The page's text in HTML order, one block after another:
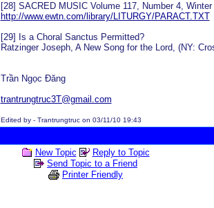
[28] SACRED MUSIC Volume 117, Number 4, Winter
http://www.ewtn.com/library/LITURGY/PARACT.TXT
[29] Is a Choral Sanctus Permitted?
Ratzinger Joseph, A New Song for the Lord, (NY:
Trần Ngọc Đăng
trantrungtruc3T@gmail.com
Edited by - Trantrungtruc on 03/11/10 19:43
New Topic
Reply to Topic
Send Topic to a Friend
Printer Friendly